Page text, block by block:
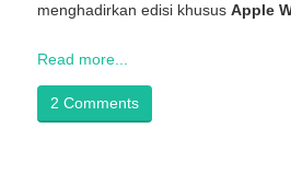
menghadirkan edisi khusus Apple
Read more...
2 Comments